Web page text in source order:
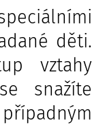
děti.
vztahy
snažíte